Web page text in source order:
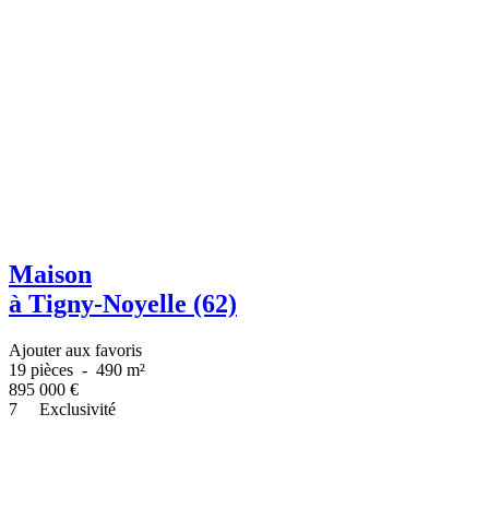
Maison
à Tigny-Noyelle (62)
Ajouter aux favoris
19 pièces - 490 m²
895 000 €
7
Exclusivité